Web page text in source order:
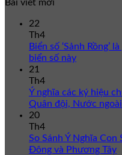
Bài viết mới
22
Th4
Biển số ‘Sảnh Rồng’
biển số này
21
Th4
Ý nghĩa các ký hiệu
Quân đội, Nước
20
Th4
So Sánh Ý Nghĩa
Đông và Phương Tây